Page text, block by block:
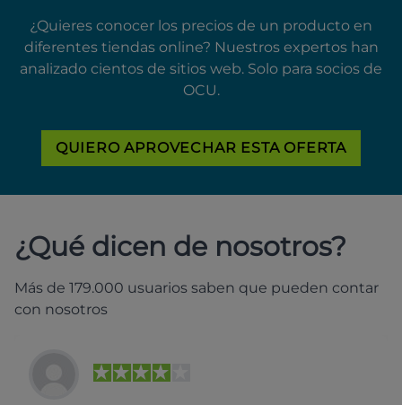
¿Quieres conocer los precios de un producto en
diferentes tiendas online? Nuestros expertos han
analizado cientos de sitios web. Solo para socios de
OCU.
QUIERO APROVECHAR ESTA OFERTA
¿Qué dicen de nosotros?
Más de 179.000 usuarios saben que pueden contar
con nosotros